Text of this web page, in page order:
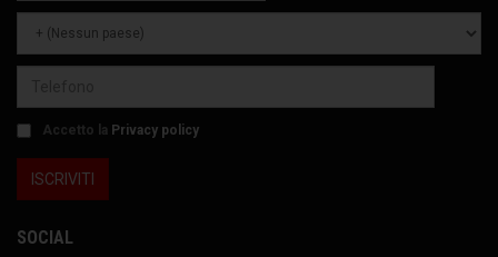
Accetto la Privacy policy
SOCIAL